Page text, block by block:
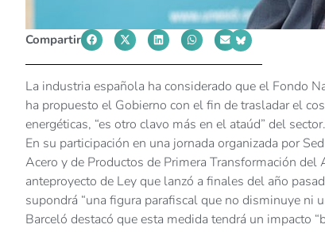
Compartir
La industria española ha considerado que el Fondo
ha propuesto el Gobierno con el fin de trasladar el
energéticas, “es otro clavo más en el ataúd” del sector.
En su participación en una jornada organizada por
Acero y de Productos de Primera Transformación
anteproyecto de Ley que lanzó a finales del año
supondrá “una figura parafiscal que no disminuye ni
Barceló destacó que esta medida tendrá un impacto